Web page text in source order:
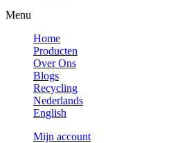
Menu
Home
Producten
Over Ons
Blogs
Recycling
Nederlands
English
Mijn account